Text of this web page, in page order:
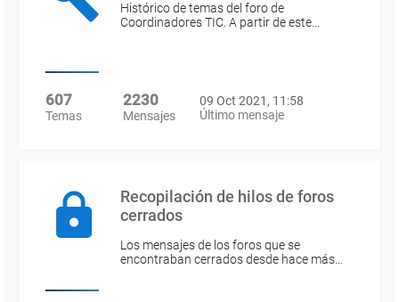
Histórico de temas del foro de
Coordinadores TIC. A partir de este…
607
Temas
2230
Mensajes
09 Oct 2021, 11:58
Último mensaje
Recopilación de hilos de foros
cerrados
Los mensajes de los foros que se
encontraban cerrados desde hace más…